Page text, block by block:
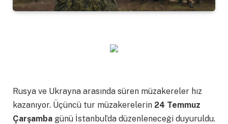
Rusya ve Ukrayna arasında süren müzakereler hız
kazanıyor. Üçüncü tur müzakerelerin 24 Temmuz
Çarşamba günü İstanbul’da düzenleneceği duyuruldu.